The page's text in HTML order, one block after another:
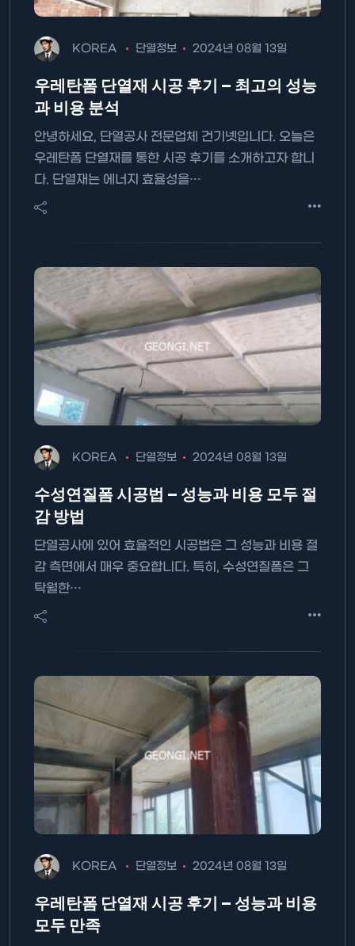
KOREA 단열정보 2024년 08월 13일
우레탄폼 단열재 시공 후기 – 최고의 성능
과 비용 분석
안녕하세요, 단열공사 전문업체 건기넷입니다. 오늘은
우레탄폼 단열재를 통한 시공 후기를 소개하고자 합니
다. 단열재는 에너지 효율성을…
KOREA 단열정보 2024년 08월 13일
수성연질폼 시공법 – 성능과 비용 모두 절
감 방법
단열공사에 있어 효율적인 시공법은 그 성능과 비용 절
감 측면에서 매우 중요합니다. 특히, 수성연질폼은 그
탁월한…
KOREA 단열정보 2024년 08월 13일
우레탄폼 단열재 시공 후기 – 성능과 비용
모두 만족